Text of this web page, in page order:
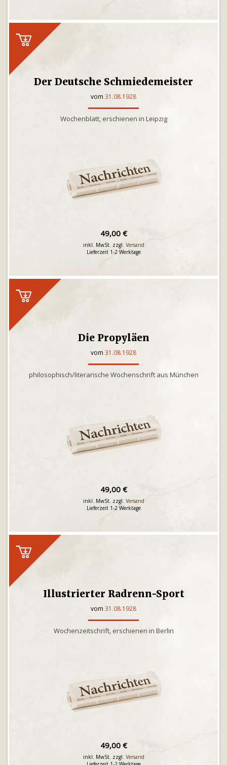
Der Deutsche Schmiedemeister
vom 31.08.1928
Wochenblatt, erschienen in Leipzig
49,00 €
inkl. MwSt. zzgl. Versand
Lieferzeit 1-2 Werktage
Die Propyläen
vom 31.08.1928
philosophisch/literarische Wochenschrift aus München
49,00 €
inkl. MwSt. zzgl. Versand
Lieferzeit 1-2 Werktage
Illustrierter Radrenn-Sport
vom 31.08.1928
Wochenzeitschrift, erschienen in Berlin
49,00 €
inkl. MwSt. zzgl. Versand